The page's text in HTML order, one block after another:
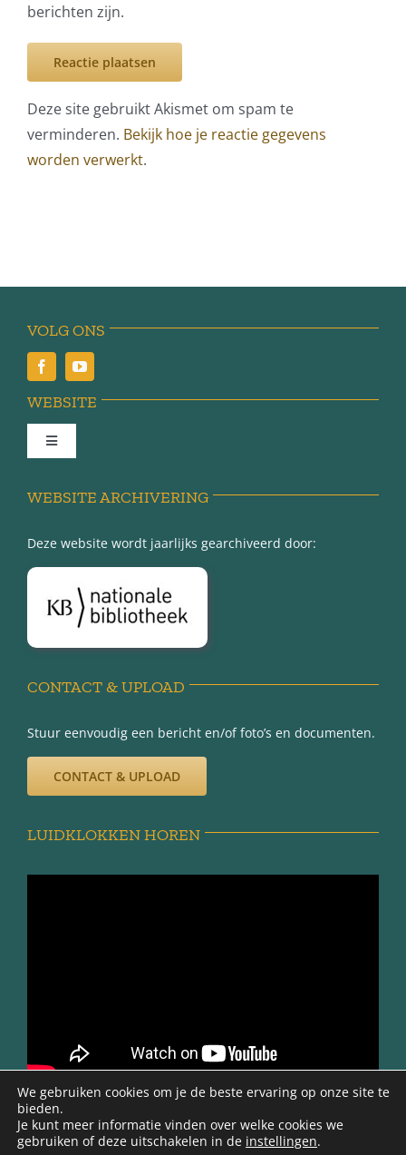
berichten zijn.
Deze site gebruikt Akismet om spam te
verminderen. Bekijk hoe je reactie gegevens
worden verwerkt.
VOLG ONS
WEBSITE
Toggle
Over Minnertsga
Disclaimer
WEBSITE ARCHIVERING
Deze website wordt jaarlijks gearchiveerd door:
CONTACT & UPLOAD
Stuur eenvoudig een bericht en/of foto’s en documenten.
CONTACT & UPLOAD
LUIDKLOKKEN HOREN
@ 2012 -2026 | Werkgroep Minnertsga Vroeger | Ontwerp en
We gebruiken cookies om je de beste ervaring op onze site te
bieden.
Je kunt meer informatie vinden over welke cookies we
gebruiken of deze uitschakelen in de instellingen.